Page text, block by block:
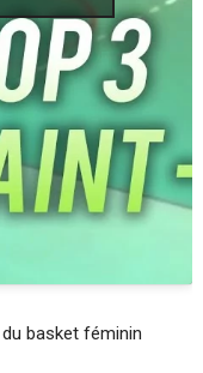
basket féminin